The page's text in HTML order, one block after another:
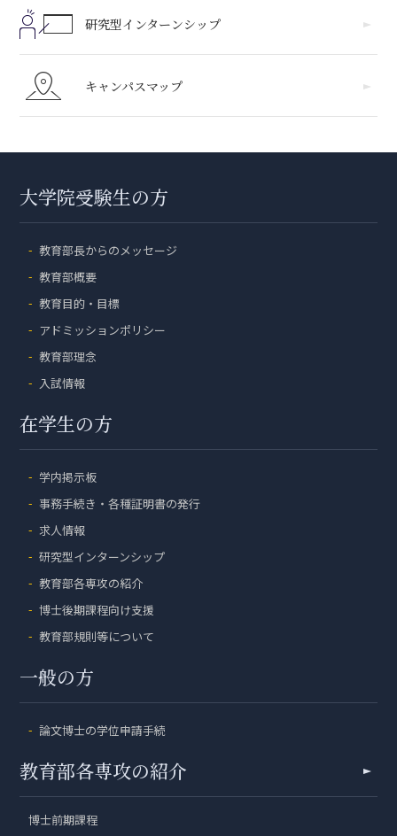
研究型インターンシップ
キャンパスマップ
大学院受験生の方
教育部長からのメッセージ
教育部概要
教育目的・目標
アドミッションポリシー
教育部理念
入試情報
在学生の方
学内掲示板
事務手続き・各種証明書の発行
求人情報
研究型インターンシップ
教育部各専攻の紹介
博士後期課程向け支援
教育部規則等について
一般の方
論文博士の学位申請手続
教育部各専攻の紹介
博士前期課程